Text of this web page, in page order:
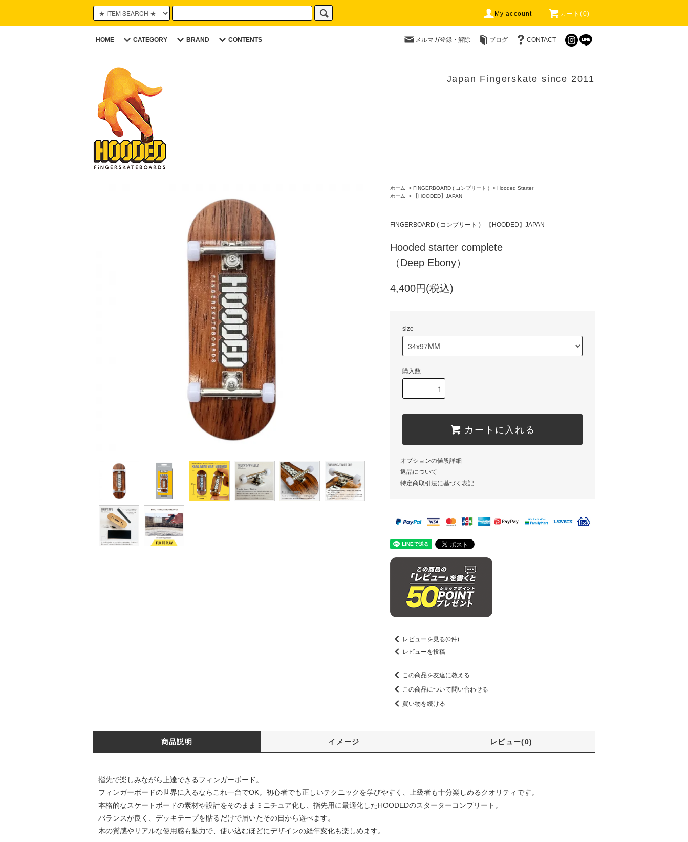
My account カート(0)
HOME CATEGORY BRAND CONTENTS メルマガ登録・解除 ブログ CONTACT
Japan Fingerskate since 2011
ホーム > FINGERBOARD ( コンプリート ) > Hooded Starter
ホーム
> 【HOODED】JAPAN
FINGERBOARD ( コンプリート ) 【HOODED】JAPAN
Hooded starter complete
（Deep Ebony）
4,400円(税込)
size
購入数
カートに入れる
オプションの値段詳細
返品について
特定商取引法に基づく表記
レビューを見る(0件)
レビューを投稿
この商品を友達に教える
この商品について問い合わせる
買い物を続ける
商品説明 イメージ レビュー(0)
指先で楽しみながら上達できるフィンガーボード。
フィンガーボードの世界に入るならこれ一台でOK。初心者でも正しいテクニックを学びやすく、上級者も十分楽しめるクオリティです。
本格的なスケートボードの素材や設計をそのままミニチュア化し、指先用に最適化したHOODEDのスターターコンプリート。
バランスが良く、デッキテープを貼るだけで届いたその日から遊べます。
木の質感やリアルな使用感も魅力で、使い込むほどにデザインの経年変化も楽しめます。